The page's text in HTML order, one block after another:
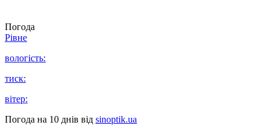
Погода
Рівне
вологість:
тиск:
вітер:
Погода на 10 днів від sinoptik.ua